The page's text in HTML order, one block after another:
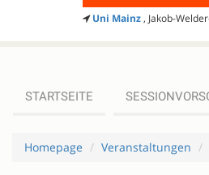
Uni Mainz, Jakob-
STARTSEITE
Homepage Veranstaltungen